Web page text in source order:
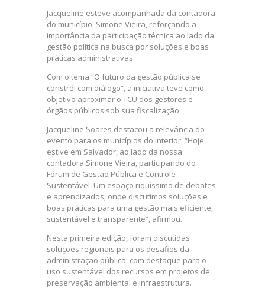
Jacqueline esteve acompanhada da contadora
do município, Simone Vieira, reforçando a
importância da participação técnica ao lado da
gestão política na busca por soluções e boas
práticas administrativas.
Com o tema “O futuro da gestão pública se
constrói com diálogo”, a iniciativa teve como
objetivo aproximar o TCU dos gestores e
órgãos públicos sob sua fiscalização.
Jacqueline Soares destacou a relevância do
evento para os municípios do interior. “Hoje
estive em Salvador, ao lado da nossa
contadora Simone Vieira, participando do
Fórum de Gestão Pública e Controle
Sustentável. Um espaço riquíssimo de debates
e aprendizados, onde discutimos soluções e
boas práticas para uma gestão mais eficiente,
sustentável e transparente”, afirmou.
Nesta primeira edição, foram discutidas
soluções regionais para os desafios da
administração pública, com destaque para o
uso sustentável dos recursos em projetos de
preservação ambiental e infraestrutura.